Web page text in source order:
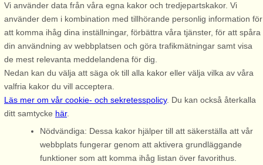
10% rabatt på biljetter till Fårup Sommerland
Redo för julkul?Du kan använda rabatten via en affiliate-länk
som vi släpper efter din bokning.
Fårup Sommerland firar i år 50-årsjubileum:
Se film på YouTube.
Vi använder data från våra egna kakor och tredjepartskakor. Vi
använder dem i kombination med tillhörande personlig information för
att komma ihåg dina inställningar, förbättra våra tjänster, för att spåra
din användning av webbplatsen och göra trafikmätningar samt visa
de mest relevanta meddelandena för dig.
Nedan kan du välja att säga ok till alla kakor eller välja vilka av våra
valfria kakor du vill acceptera.
Läs mer om vår cookie- och sekretesspolicy. Du kan också återkalla
ditt samtycke här.
Nödvändiga: Dessa kakor hjälper till att säkerställa att vår
webbplats fungerar genom att aktivera grundläggande
funktioner som att komma ihåg listan över favorithus.